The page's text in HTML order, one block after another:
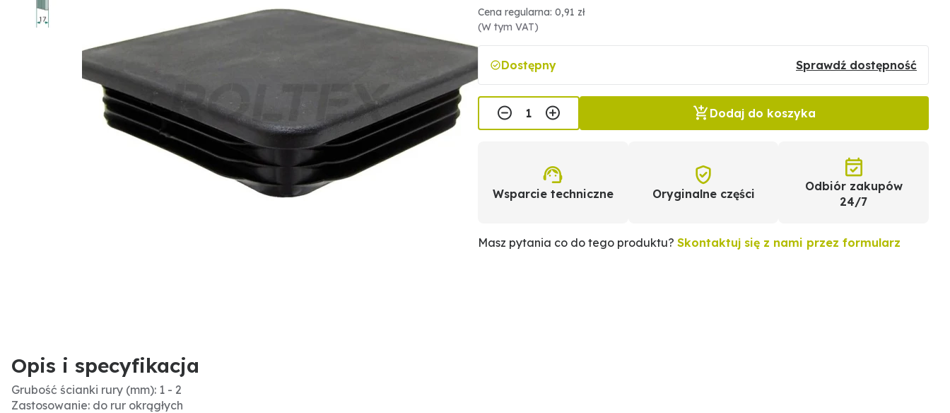
Cena regularna: 0,91 zł
(W tym VAT)
Dostępny Sprawdź dostępność
Dodaj do koszyka
Wsparcie techniczne Oryginalne części
Odbiór zakupów
24/7
Masz pytania co do tego produktu? Skontaktuj się z nami przez formularz
Opis i specyfikacja
Grubość ścianki rury (mm): 1 - 2
Zastosowanie: do rur okrągłych